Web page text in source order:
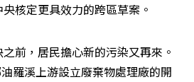
核定更具效力的跨區草案。
前，居民擔心新的污染又再來。
羅溪上游設立廢棄物處理廠的開